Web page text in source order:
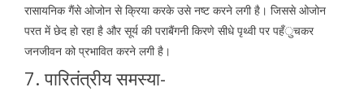
रासायनिक गैंसे ओजोन से क्रिया करके उसे नष्ट करने लगी है। जिससे ओजोन
परत में छेद हो रहा है और सूर्य की पराबैंगनी किरणे सीधे पृथ्वी पर पहँुचकर
जनजीवन को प्रभावित करने लगी है।
7. पारितंत्रीय समस्या-